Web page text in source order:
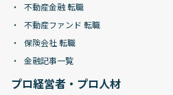
不動産金融 転職
不動産ファンド 転職
保険会社 転職
金融記事一覧
プロ経営者・プロ人材